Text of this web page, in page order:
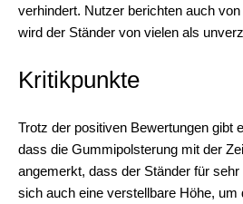
verhindert. Nutzer berichten auch
wird der Ständer von vielen als
Kritikpunkte
Trotz der positiven Bewertungen gibt
dass die Gummipolsterung mit der
angemerkt, dass der Ständer für
sich auch eine verstellbare Höhe,